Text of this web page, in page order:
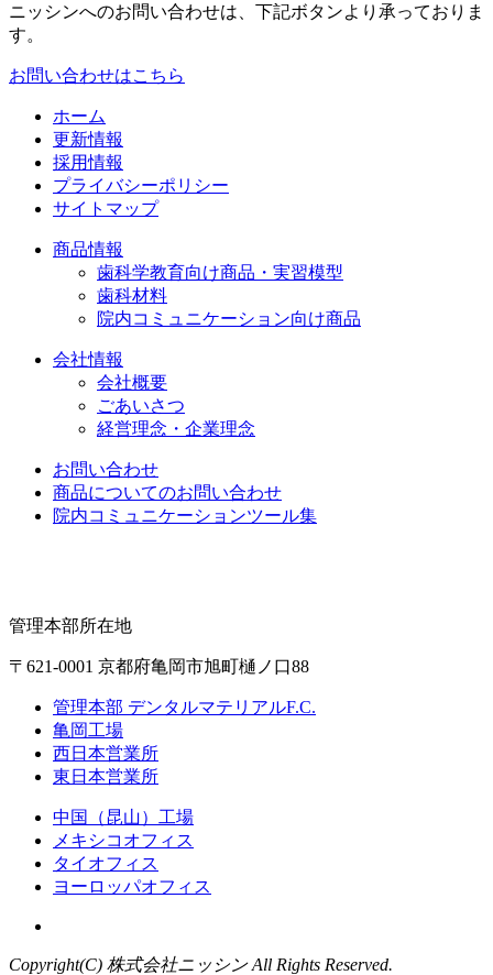
ニッシンへのお問い合わせは、下記ボタンより承っておりま
す。
お問い合わせはこちら
ホーム
更新情報
採用情報
プライバシーポリシー
サイトマップ
商品情報
歯科学教育向け商品・実習模型
歯科材料
院内コミュニケーション向け商品
会社情報
会社概要
ごあいさつ
経営理念・企業理念
お問い合わせ
商品についてのお問い合わせ
院内コミュニケーションツール集
管理本部所在地
〒621-0001 京都府亀岡市旭町樋ノ口88
管理本部 デンタルマテリアルF.C.
亀岡工場
西日本営業所
東日本営業所
中国（昆山）工場
メキシコオフィス
タイオフィス
ヨーロッパオフィス
Copyright(C) 株式会社ニッシン All Rights Reserved.